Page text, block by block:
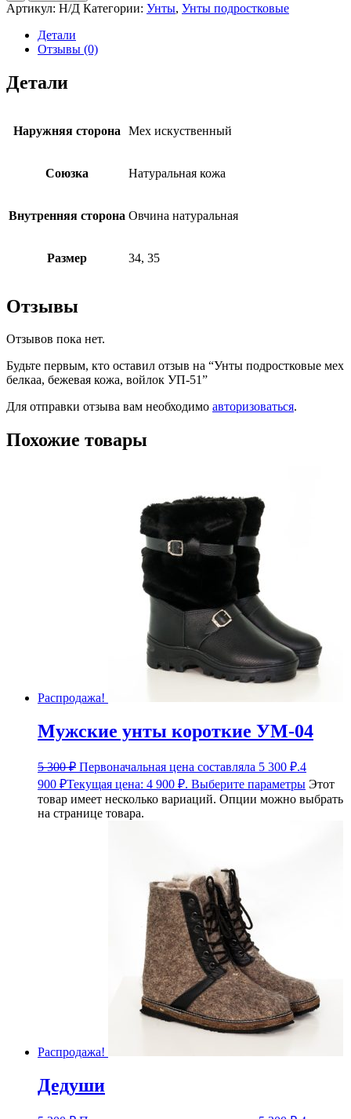
Артикул: Н/Д Категории: Унты, Унты подростковые
Детали
Отзывы (0)
Детали
Наружняя сторона Мех искуственный
Союзка Натуральная кожа
Внутренняя сторона Овчина натуральная
Размер 34, 35
Отзывы
Отзывов пока нет.
Будьте первым, кто оставил отзыв на “Унты подростковые мех
белкаа, бежевая кожа, войлок УП-51”
Для отправки отзыва вам необходимо авторизоваться.
Похожие товары
Распродажа!
Мужские унты короткие УМ-04
5 300₽ Первоначальная цена составляла 5 300 ₽.4
900 ₽Текущая цена: 4 900 ₽. Выберите параметры Этот
товар имеет несколько вариаций. Опции можно выбрать
на странице товара.
Распродажа!
Дедуши